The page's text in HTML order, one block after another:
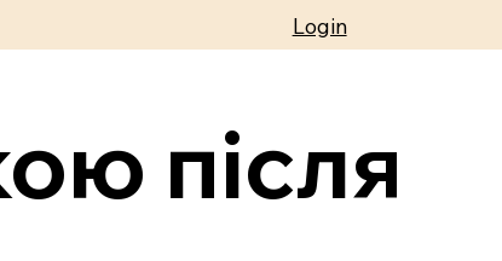
Login
після